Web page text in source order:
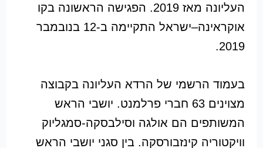
העליונה מאז 2019. הפגישה הראשונה בקו
אוקראינה–ישראל התקיימה ב-12 בנובמבר
2019.
בעמוד הרשמי של הרדא העליונה בקבוצה
מצוינים 63 חברי פרלמנט. יושבי הראש
המשותפים הם אולגה וסילבסקה-סמגליוק
וויקטוריה קינזבורסקה. בין סגני יושבי הראש